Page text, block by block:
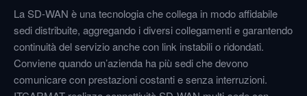
La SD-WAN è una tecnologia che collega in modo affidabile
sedi distribuite, aggregando i diversi collegamenti e garantendo
continuità del servizio anche con link instabili o ridondati.
Conviene quando un’azienda ha più sedi che devono
comunicare con prestazioni costanti e senza interruzioni.